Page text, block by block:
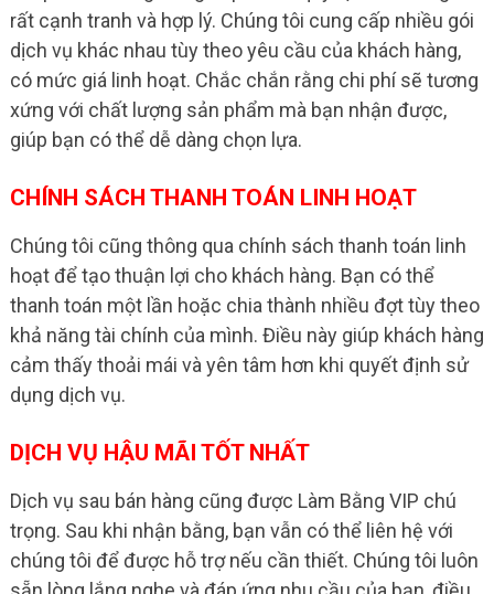
rất cạnh tranh và hợp lý. Chúng tôi cung cấp nhiều gói
dịch vụ khác nhau tùy theo yêu cầu của khách hàng,
có mức giá linh hoạt. Chắc chắn rằng chi phí sẽ tương
xứng với chất lượng sản phẩm mà bạn nhận được,
giúp bạn có thể dễ dàng chọn lựa.
CHÍNH SÁCH THANH TOÁN LINH HOẠT
Chúng tôi cũng thông qua chính sách thanh toán linh
hoạt để tạo thuận lợi cho khách hàng. Bạn có thể
thanh toán một lần hoặc chia thành nhiều đợt tùy theo
khả năng tài chính của mình. Điều này giúp khách hàng
cảm thấy thoải mái và yên tâm hơn khi quyết định sử
dụng dịch vụ.
DỊCH VỤ HẬU MÃI TỐT NHẤT
Dịch vụ sau bán hàng cũng được Làm Bằng VIP chú
trọng. Sau khi nhận bằng, bạn vẫn có thể liên hệ với
chúng tôi để được hỗ trợ nếu cần thiết. Chúng tôi luôn